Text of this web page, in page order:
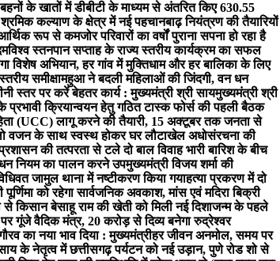
के खातों में डीबीटी के माध्यम से अंतरित किए 630.55
कल्याण के क्षेत्र में नई पहचानबाढ़ नियंत्रण की तैयारियों
रूप से कमजोर परिवारों का वर्षों पुराना सपना हो रहा है
विश्व स्तनपान सप्ताह के राज्य स्तरीय कार्यक्रम का सफल
अभियान, हर गांव में मुक्तिधाम और हर बालिका के लिए
समीक्षामहुआ ने बदली महिलाओं की जिंदगी, वन धन
स्तर पर करें बेहतर कार्य : मुख्यमंत्री श्री सायमुख्यमंत्री श्री
क्रियान्वयन हेतु गठित टास्क फोर्स की पहली बैठक
(UCC) लागू करने की तैयारी, 15 अक्टूबर तक जनता से
वजन के साथ स्वस्थ होकर घर लौटाखेल अधोसंरचना की
की तत्परता से टले दो बाल विवाह भारी बारिश के बीच
नियम का पालन करने उपमुख्यमंत्री विजय शर्मा की
जामुल थाना में नष्टीकरण किया गयाहत्या प्रकरण में दो
को रहेगा सार्वजनिक अवकाश, मांस एवं मदिरा बिक्री
किसान बेसाहू राम की खेती को मिली नई दिशाजन्म के पहले
गूंजे वैदिक मंत्र, 20 करोड़ से दिव्य बनेगा रुद्रेश्वर
का नया भाव दिया : मुख्यमंत्रीहर जीवन अनमोल, समय पर
के नेतृत्व में छत्तीसगढ़ पर्यटन को नई उड़ान, पुणे रोड शो से